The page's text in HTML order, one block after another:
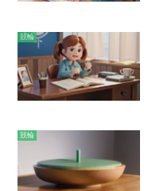
競輪
競輪